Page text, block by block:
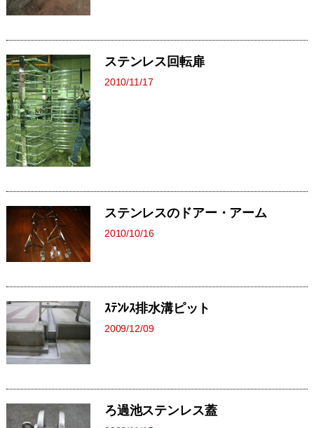
ステンレス回転扉
2010/11/17
ステンレスのドアー・アーム
2010/10/16
ｽﾃﾝﾚｽ排水溝ピット
2009/12/09
ろ過池ステンレス蓋